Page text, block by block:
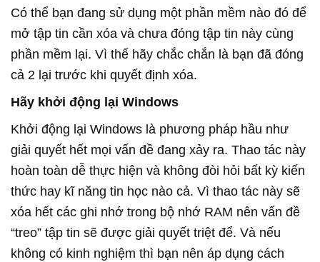
Có thể bạn đang sử dụng một phần mềm nào đó để
mở tập tin cần xóa và chưa đóng tập tin này cùng
phần mềm lại. Vì thế hãy chắc chắn là bạn đã đóng
cả 2 lại trước khi quyết định xóa.
Hãy khởi động lại Windows
Khởi động lại Windows là phương pháp hầu như
giải quyết hết mọi vấn đề đang xảy ra. Thao tác này
hoàn toàn dễ thực hiện và không đòi hỏi bất kỳ kiến
thức hay kĩ năng tin học nào cả. Vì thao tác này sẽ
xóa hết các ghi nhớ trong bộ nhớ RAM nên vấn đề
“treo” tập tin sẽ được giải quyết triệt để. Và nếu
không có kinh nghiệm thì bạn nên áp dụng cách